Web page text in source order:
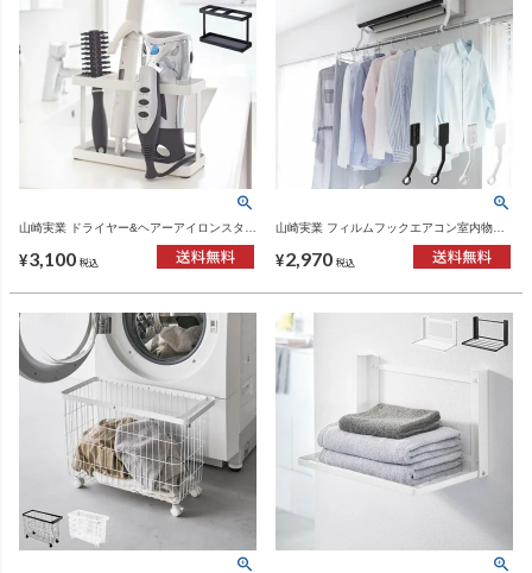
山崎実業 ドライヤー&ヘアーアイロンスタン
ズ
¥3,100 税込
山崎実業 フィルムフックエアコン室内物干
ズ・タワーシリーズ
¥2,970 税込